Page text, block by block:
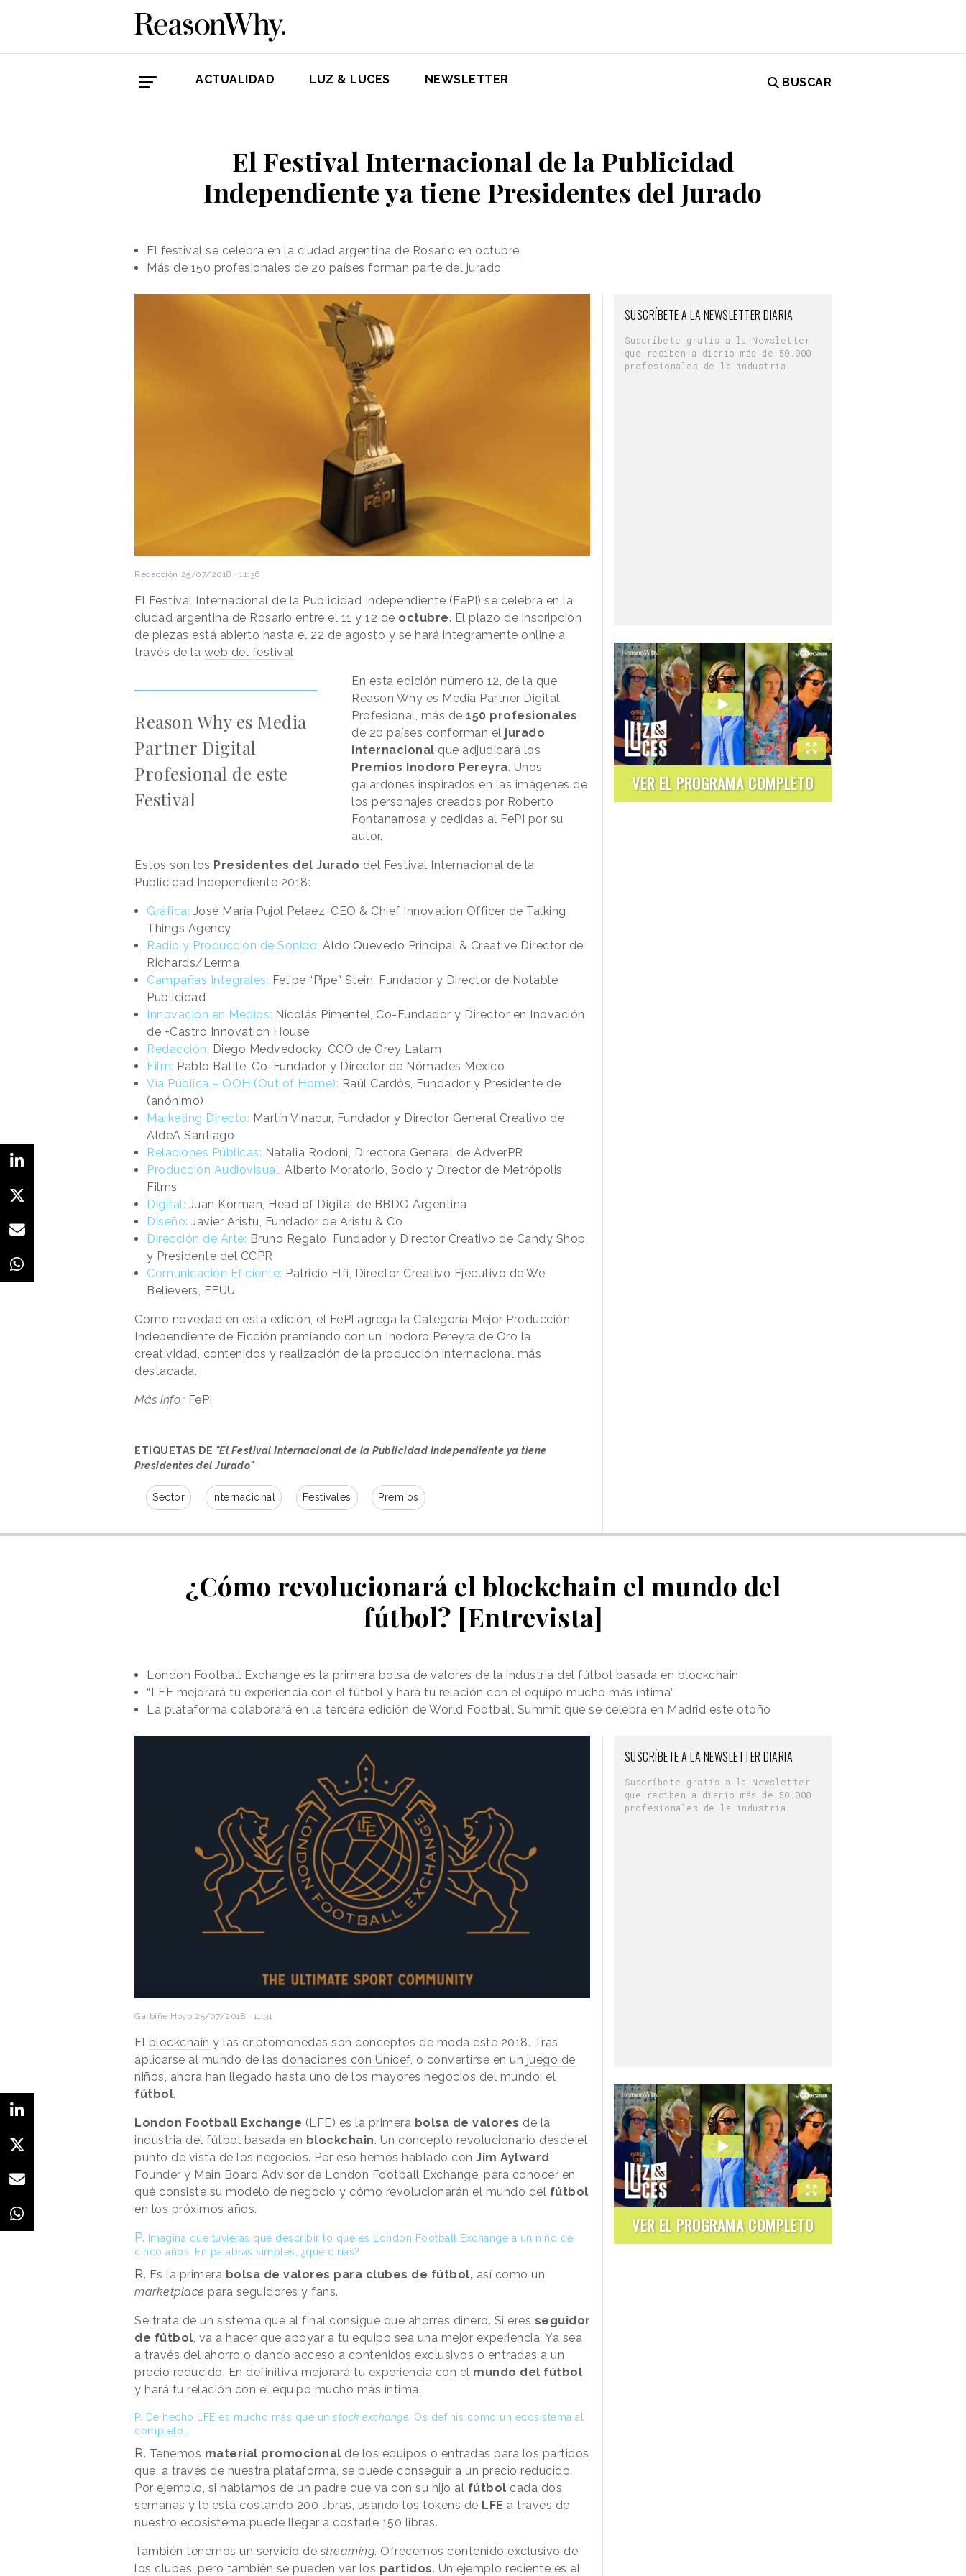
ACTUALIDAD LUZ & LUCES NEWSLETTER BUSCAR
El Festival Internacional de la Publicidad
Independiente ya tiene Presidentes del Jurado
El festival se celebra en la ciudad argentina de Rosario en octubre
Más de 150 profesionales de 20 países forman parte del jurado
Redacción 25/07/2018 · 11:36
El Festival Internacional de la Publicidad Independiente (FePI) se celebra en la
ciudad argentina de Rosario entre el 11 y 12 de octubre. El plazo de inscripción
de piezas está abierto hasta el 22 de agosto y se hará integramente online a
través de la web del festival
Reason Why es Media
Partner Digital
Profesional de este
Festival
En esta edición número 12, de la que
Reason Why es Media Partner Digital
Profesional, más de150 profesionales
de 20 países conforman el jurado
internacional que adjudicará los
Premios Inodoro Pereyra. Unos
galardones inspirados en las imágenes de
los personajes creados por Roberto
Fontanarrosa y cedidas al FePI por su
autor.
Estos son los Presidentes del Jurado del Festival Internacional de la
Publicidad Independiente 2018:
Gráfica: José María Pujol Pelaez, CEO & Chief Innovation Officer de Talking
Things Agency
Radio y Producción de Sonido: Aldo Quevedo Principal & Creative Director de
Richards/Lerma
Campañas Integrales: Felipe “Pipe” Stein, Fundador y Director de Notable
Publicidad
Innovación en Medios: Nicolás Pimentel, Co-Fundador y Director en Inovación
de +Castro Innovation House
Redacción: Diego Medvedocky, CCO de Grey Latam
Film: Pablo Batlle, Co-Fundador y Director de Nómades México
Vía Pública – OOH (Out of Home): Raúl Cardós, Fundador y Presidente de
(anónimo)
Marketing Directo: Martín Vinacur, Fundador y Director General Creativo de
AldeA Santiago
Relaciones Públicas: Natalia Rodoni, Directora General de AdverPR
Producción Audiovisual: Alberto Moratorio, Socio y Director de Metrópolis
Films
Digital: Juan Korman, Head of Digital de BBDO Argentina
Diseño: Javier Aristu, Fundador de Aristu & Co
Dirección de Arte: Bruno Regalo, Fundador y Director Creativo de Candy Shop,
y Presidente del CCPR
Comunicación Eficiente: Patricio Elfi, Director Creativo Ejecutivo de We
Believers, EEUU
Como novedad en esta edición, el FePI agrega la Categoría Mejor Producción
Independiente de Ficción premiando con un Inodoro Pereyra de Oro la
creatividad, contenidos y realización de la producción internacional más
destacada.
Más info.: FePI
ETIQUETAS DE "El Festival Internacional de la Publicidad Independiente ya tiene
Presidentes del Jurado"
Sector Internacional Festivales Premios
SUSCRÍBETE A LA NEWSLETTER DIARIA
Suscríbete gratis a la Newsletter
que reciben a diario más de 50.000
profesionales de la industria.
VER EL PROGRAMA COMPLETO
¿Cómo revolucionará el blockchain el mundo del
fútbol? [Entrevista]
London Football Exchange es la primera bolsa de valores de la industria del fútbol basada en blockchain
“LFE mejorará tu experiencia con el fútbol y hará tu relación con el equipo mucho más íntima”
La plataforma colaborará en la tercera edición de World Football Summit que se celebra en Madrid este otoño
Garbiñe Hoyo 25/07/2018 · 11:31
El blockchain y las criptomonedas son conceptos de moda este 2018. Tras
aplicarse al mundo de las donaciones con Unicef, o convertirse en un juego de
niños , ahora han llegado hasta uno de los mayores negocios del mundo: el
fútbol.
London Football Exchange (LFE) es la primera bolsa de valores de la
industria del fútbol basada en blockchain. Un concepto revolucionario desde el
punto de vista de los negocios. Por eso hemos hablado con Jim Aylward
Founder y Main Board Advisor de London Football Exchange, para conocer en
qué consiste su modelo de negocio y cómo revolucionarán el mundo del fútbol
en los próximos años.
P. Imagina que tuvieras que describir lo que es London Football Exchange a un niño de
cinco años. En palabras simples, ¿qué dirías?
R. Es la primera bolsa de valores para clubes de fútbol, así como un
marketplace para seguidores y fans.
Se trata de un sistema que al final consigue que ahorres dinero. Si eres seguidor
de fútbol , va a hacer que apoyar a tu equipo sea una mejor experiencia. Ya sea
a través del ahorro o dando acceso a contenidos exclusivos o entradas a un
precio reducido. En definitiva mejorará tu experiencia con el mundo del fútbol
y hará tu relación con el equipo mucho más íntima.
P. De hecho LFE es mucho más que un stock exchange . Os definís como un ecosistema al
completo…
R. Tenemos material promocional de los equipos o entradas para los partidos
que, a través de nuestra plataforma, se puede conseguir a un precio reducido.
Por ejemplo, si hablamos de un padre que va con su hijo al fútbol cada dos
semanas y le está costando 200 libras, usando los tokens de LFE a través de
nuestro ecosistema puede llegar a costarle 150 libras.
También tenemos un servicio de streaming. Ofrecemos contenido exclusivo de
los clubes, pero también se pueden ver los partidos. Un ejemplo reciente es el
SUSCRÍBETE A LA NEWSLETTER DIARIA
Suscríbete gratis a la Newsletter
que reciben a diario más de 50.000
profesionales de la industria.
VER EL PROGRAMA COMPLETO